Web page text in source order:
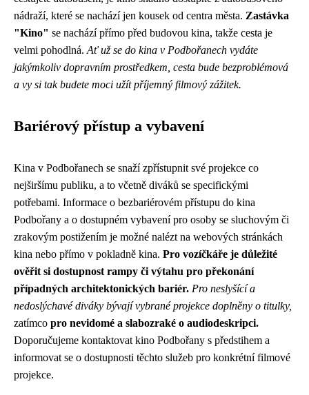
nádraží, které se nachází jen kousek od centra města. Zastávka
"Kino" se nachází přímo před budovou kina, takže cesta je
velmi pohodlná. Ať už se do kina v Podbořanech vydáte
jakýmkoliv dopravním prostředkem, cesta bude bezproblémová
a vy si tak budete moci užít příjemný filmový zážitek.
Bariérový přístup a vybavení
Kina v Podbořanech se snaží zpřístupnit své projekce co
nejširšímu publiku, a to včetně diváků se specifickými
potřebami. Informace o bezbariérovém přístupu do kina
Podbořany a o dostupném vybavení pro osoby se sluchovým či
zrakovým postižením je možné nalézt na webových stránkách
kina nebo přímo v pokladně kina. Pro vozíčkáře je důležité
ověřit si dostupnost rampy či výtahu pro překonání
případných architektonických bariér. Pro neslyšící a
nedoslýchavé diváky bývají vybrané projekce doplněny o titulky,
zatímco pro nevidomé a slabozraké o audiodeskripci.
Doporučujeme kontaktovat kino Podbořany s předstihem a
informovat se o dostupnosti těchto služeb pro konkrétní filmové
projekce.